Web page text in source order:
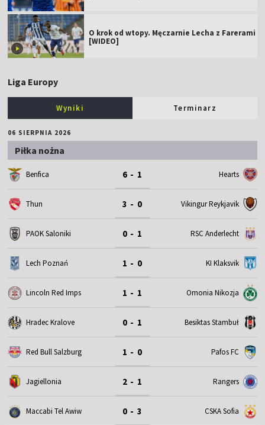
O krok od wtopy. Męczarnie Lecha z Farerami
[WIDEO]
Liga Europy
Wyniki Terminarz
06 SIERPNIA 2026
Piłka nożna
Benfica 6 - 1 Hearts
Thun 3 - 0 Vikingur Reykjavik
PAOK Saloniki 0 - 1 RSC Anderlecht
Lech Poznań 1 - 0 KI Klaksvik
Lincoln Red Imps 1 - 1 Omonia Nikozja
Hradec Kralove 0 - 1 Besiktas Stambuł
Red Bull Salzburg 1 - 0 Pafos FC
Jagiellonia 2 - 1 Rangers
Maccabi Tel Awiw 0 - 3 CSKA Sofia